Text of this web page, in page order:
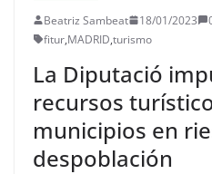
Beatriz Sambeat 18/01/2023
fitur,MADRID,turismo
La Diputació
recursos
municipios en
despoblación